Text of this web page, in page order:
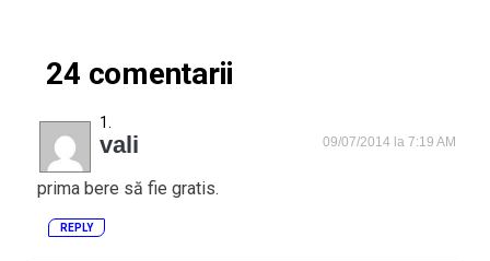
24 comentarii
vali 09/07/2014 la 7:19 AM
prima bere să fie gratis.
REPLY